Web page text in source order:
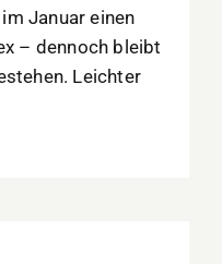
Januar einen
– dennoch bleibt
Leichter